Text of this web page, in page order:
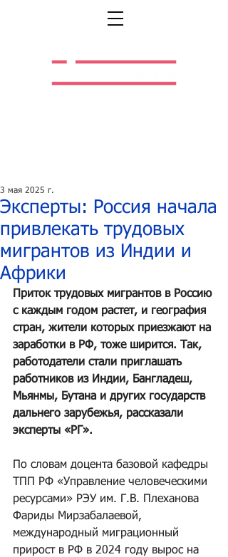
Эксперты: Россия начала
привлекать трудовых
мигрантов из Индии и
Африки
3 мая 2025 г.
Приток трудовых мигрантов в Россию
с каждым годом растет, и география
стран, жители которых приезжают на
заработки в РФ, тоже ширится. Так,
работодатели стали приглашать
работников из Индии, Бангладеш,
Мьянмы, Бутана и других государств
дальнего зарубежья, рассказали
эксперты «РГ».
По словам доцента базовой кафедры
ТПП РФ «Управление человеческими
ресурсами» РЭУ им. Г.В. Плеханова
Фариды Мирзабалаевой,
международный миграционный
прирост в РФ в 2024 году вырос на